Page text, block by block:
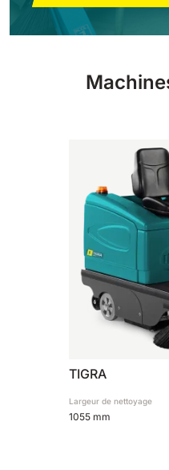
E83
830 mm
E85
1000 mm
E110-D
1100 mm
E110-R
1100 mm
TIGRA
Largeur de nettoyage
1055 mm